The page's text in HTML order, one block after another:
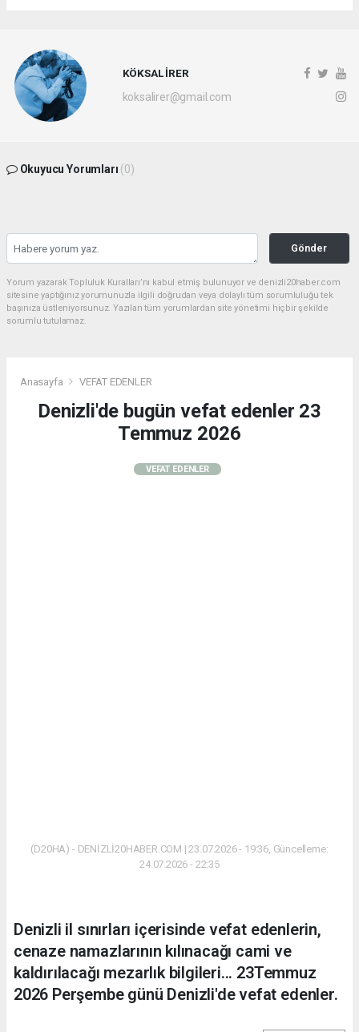
KÖKSAL İRER
koksalirer@gmail.com
Okuyucu Yorumları (0)
Gönder
Yorum yazarak Topluluk Kuralları’nı kabul etmiş bulunuyor ve denizli20haber.com
sitesine yaptığınız yorumunuzla ilgili doğrudan veya dolaylı tüm sorumluluğu tek
başınıza üstleniyorsunuz. Yazılan tüm yorumlardan site yönetimi hiçbir şekilde
sorumlu tutulamaz.
Anasayfa VEFAT EDENLER
Denizli'de bugün vefat edenler 23
Temmuz 2026
VEFAT EDENLER
(D20HA) - DENİZLİ20HABER.COM | 23.07.2026 - 19:36, Güncelleme:
24.07.2026 - 22:35
Denizli il sınırları içerisinde vefat edenlerin,
cenaze namazlarının kılınacağı cami ve
kaldırılacağı mezarlık bilgileri... 23Temmuz
2026 Perşembe günü Denizli'de vefat edenler.